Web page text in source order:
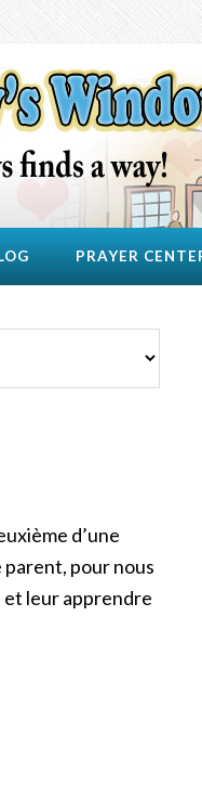
PRAYER
d’une
parent, pour nous
leur apprendre